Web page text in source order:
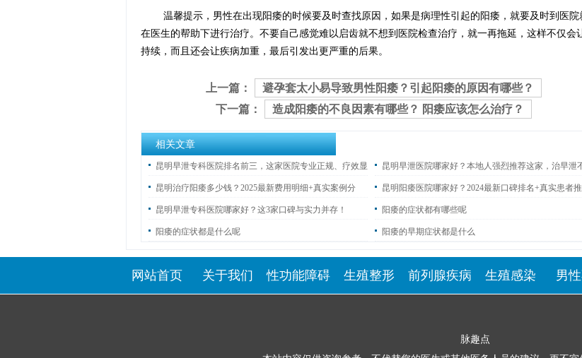
温馨提示，男性在出现阳痿的时候要及时查找原因，如果是病理性引起的阳痿，就要及时到医院
在医生的帮助下进行治疗。不要自己感觉难以启齿就不想到医院检查治疗，就一再拖延，这样不仅会
持续，而且还会让疾病加重，最后引发出更严重的后果。
上一篇：
避孕套太小易导致男性阳痿？引起阳痿的原因有哪些？
下一篇：
造成阳痿的不良因素有哪些？ 阳痿应该怎么治疗？
相关文章
昆明早泄专科医院排名前三，这家医院专业正规、疗效显
著！
昆明早泄医院哪家好？本地人强烈推荐这家，治早泄
弯路！
昆明治疗阳痿多少钱？2025最新费用明细+真实案例分
享，省钱攻略来了！
昆明阳痿医院哪家好？2024最新口碑排名+真实患者推
荐！
昆明早泄专科医院哪家好？这3家口碑与实力并存！ 阳痿的症状都有哪些呢
阳痿的症状都是什么呢 阳痿的早期症状都是什么
网站首页 关于我们 性功能障碍 生殖整形 前列腺疾病 生殖感染 男
脉趣点